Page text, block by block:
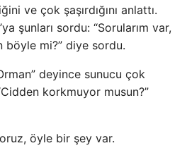
ve çok şaşırdığını anlattı.
şunları sordu: “Sorularım var,
mi?” diye sordu.
deyince sunucu çok
korkmuyor musun?”
öyle bir şey var.